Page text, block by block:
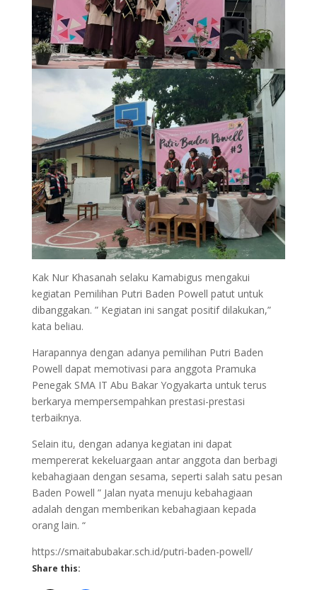
Kak Nur Khasanah selaku Kamabigus mengakui
kegiatan Pemilihan Putri Baden Powell patut untuk
dibanggakan. ” Kegiatan ini sangat positif dilakukan,”
kata beliau.
Harapannya dengan adanya pemilihan Putri Baden
Powell dapat memotivasi para anggota Pramuka
Penegak SMA IT Abu Bakar Yogyakarta untuk terus
berkarya mempersempahkan prestasi-prestasi
terbaiknya.
Selain itu, dengan adanya kegiatan ini dapat
mempererat kekeluargaan antar anggota dan berbagi
kebahagiaan dengan sesama, seperti salah satu pesan
Baden Powell ” Jalan nyata menuju kebahagiaan
adalah dengan memberikan kebahagiaan kepada
orang lain. “
https://smaitabubakar.sch.id/putri-baden-powell/
Share this: